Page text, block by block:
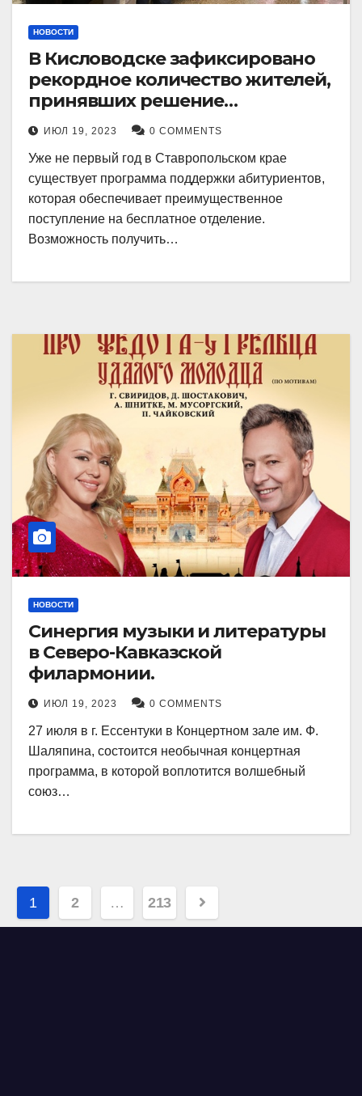
НОВОСТИ
В Кисловодске зафиксировано
рекордное количество жителей,
принявших решение
воспользоваться
установленными мерами, с
целью поступления в
медицинский вуз в районе.
ИЮЛ 19, 2023 0 COMMENTS
Уже не первый год в Ставропольском крае
существует программа поддержки абитуриентов,
которая обеспечивает преимущественное
поступление на бесплатное отделение.
Возможность получить…
НОВОСТИ
Синергия музыки и литературы
в Северо-Кавказской
филармонии.
ИЮЛ 19, 2023 0 COMMENTS
27 июля в г. Ессентуки в Концертном зале им. Ф.
Шаляпина, состоится необычная концертная
программа, в которой воплотится волшебный
союз…
Навигация
по
1 2 … 213